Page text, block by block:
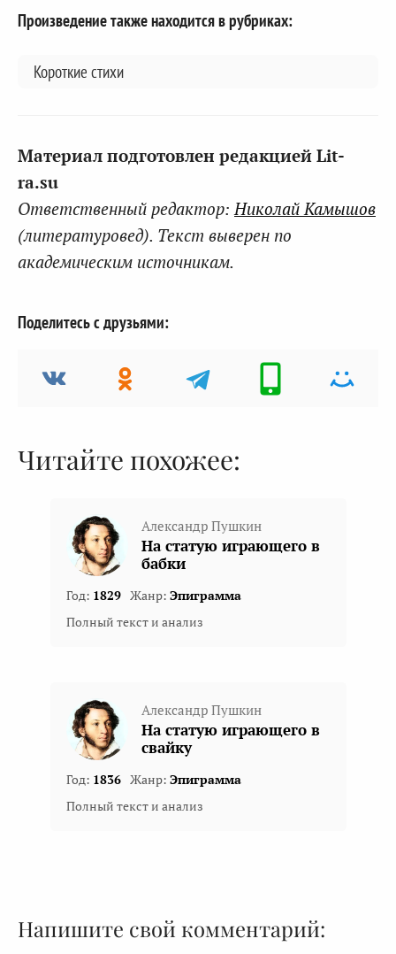
Произведение также находится в рубриках:
Короткие стихи
Материал подготовлен редакцией Lit-
ra.su
Ответственный редактор: Николай Камышов
(литературовед). Текст выверен по
академическим источникам.
Поделитесь с друзьями:
Читайте похожее:
Александр Пушкин
На статую играющего в
бабки
Год: 1829 Жанр: Эпиграмма
Полный текст и анализ
Александр Пушкин
На статую играющего в
свайку
Год: 1836 Жанр: Эпиграмма
Полный текст и анализ
Напишите свой комментарий: